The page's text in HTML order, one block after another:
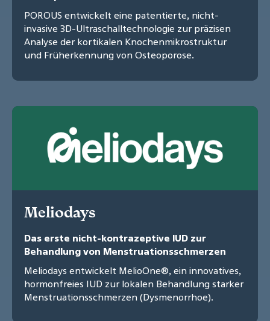
POROUS entwickelt eine patentierte, nicht-
invasive 3D-Ultraschalltechnologie zur präzisen
Analyse der kortikalen Knochenmikrostruktur
und Früherkennung von Osteoporose.
Meliodays
Das erste nicht-kontrazeptive IUD zur
Behandlung von Menstruationsschmerzen
Meliodays entwickelt MelioOne®, ein innovatives,
hormonfreies IUD zur lokalen Behandlung starker
Menstruationsschmerzen (Dysmenorrhoe).